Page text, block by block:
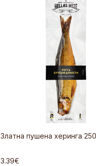
Златна пушена херинга
3.39€